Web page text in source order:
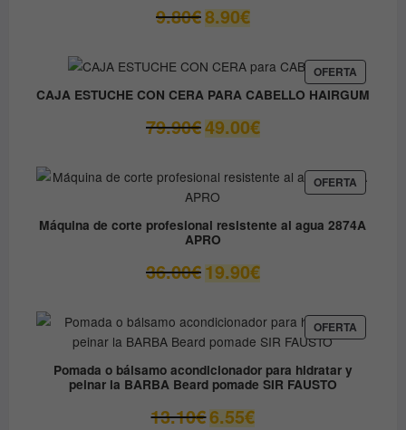
9.80€ El
precio
era:
9.80€.
8.90€El
precio
es:
8.90€.
OFERTA
EN
OFERTA
CAJA ESTUCHE CON CERA PARA CABELLO HAIRGUM
79.90€ El
precio
era:
79.90€.
49.00€El
precio
es:
OFERTA
EN
Máquina de corte profesional resistente al agua 2874A
APRO
36.00€ El
precio
era:
36.00€.
19.90€El
precio
es:
19.90€.
OFERTA
EN
Pomada o bálsamo acondicionador para hidratar y
peinar la BARBA Beard pomade SIR FAUSTO
13.10€El
6.55€El